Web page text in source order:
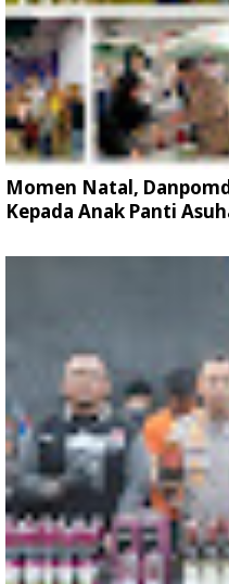
Momen Natal,
Kepada Anak Panti